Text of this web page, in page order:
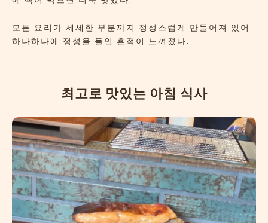
모든 요리가 세세한 부분까지 정성스럽게 만들어져 있어
하나하나에 정성을 들인 흔적이 느껴졌다.
최고로 맛있는 아침 식사